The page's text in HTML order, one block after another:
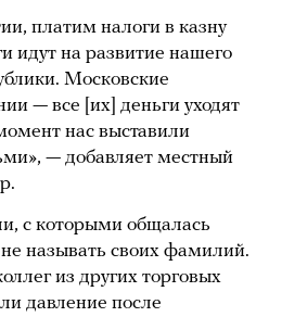
платим налоги в казну
идут на развитие нашего
Московские
— все [их] деньги уходят
нас выставили
— добавляет местный
с которыми общалась
называть своих фамилий.
из других торговых
давление после